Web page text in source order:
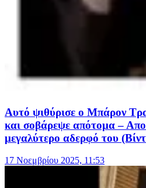
Αυτό ψιθύρισε ο Μπάρον
και σοβάρεψε απότομα –
μεγαλύτερο αδερφό του
17 Νοεμβρίου 2025, 11:53